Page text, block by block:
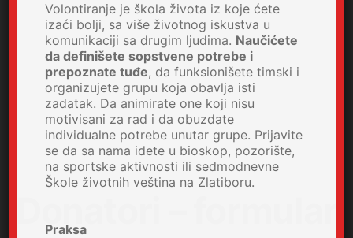
Volontiranje je škola života iz koje ćete
izaći bolji, sa više životnog iskustva u
komunikaciji sa drugim ljudima. Naučićete
da definišete sopstvene potrebe i
prepoznate tuđe, da funksionišete timski i
organizujete grupu koja obavlja isti
zadatak. Da animirate one koji nisu
motivisani za rad i da obuzdate
individualne potrebe unutar grupe. Prijavite
se da sa nama idete u bioskop, pozorište,
na sportske aktivnosti ili sedmodnevne
Škole životnih veština na Zlatiboru.
Praksa